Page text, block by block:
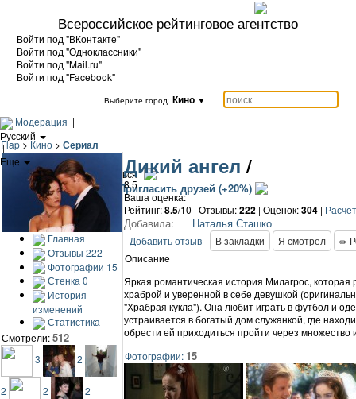
Всероссийское рейтинговое агентство
Войти под "ВКонтакте"
Войти под "Одноклассники"
Войти под "Mail.ru"
Войти под "Facebook"
Выберите город: Кино ▼
Модерация |
Русский
|
Еще
Войти / Зарегистрироваться
Добавить кино Пригласить друзей (+20%)
Flap>Кино > Сериал
Главная
Отзывы 222
Фотографии 15
Стенка0
История
изменений
Статистика
Смотрели:512
3 2
2 2 2
Дикий ангел /
8.5
Ваша оценка:
Рейтинг:8.5/10 | Отзывы:222 | Оценок:304 |
Добавила: Наталья Сташко
Добавить отзыв В закладки Я смотрел
Описание
Яркая романтическая история Милагрос,
храброй и уверенной в себе девушкой
"Храбрая кукла"). Она любит играть в футбол и
устраивается в богатый дом служанкой, где
обрести ей приходиться пройти через
Фотографии: 15